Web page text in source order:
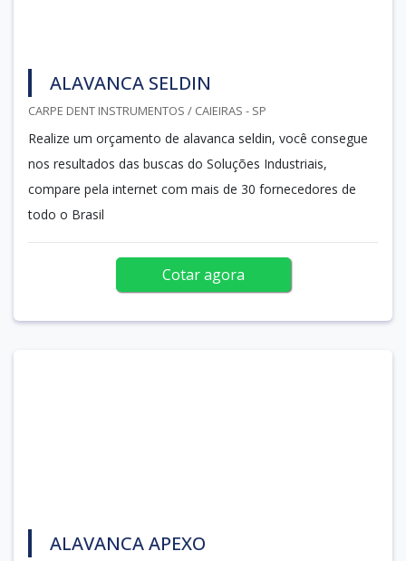
ALAVANCA SELDIN
CARPE DENT INSTRUMENTOS / CAIEIRAS - SP
Realize um orçamento de alavanca seldin, você consegue
nos resultados das buscas do Soluções Industriais,
compare pela internet com mais de 30 fornecedores de
todo o Brasil
Cotar agora
ALAVANCA APEXO